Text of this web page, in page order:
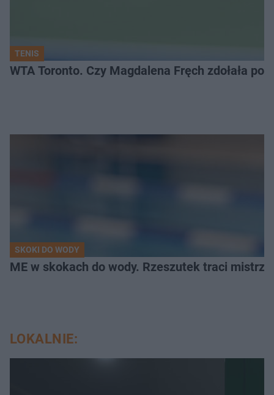
TENIS
WTA Toronto. Czy Magdalena Fręch zdołała
SKOKI DO WODY
ME w skokach do wody. Rzeszutek traci
LOKALNIE: